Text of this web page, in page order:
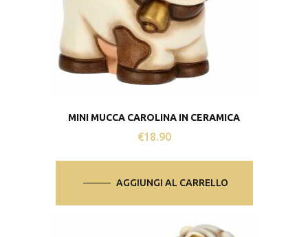
MINI MUCCA CAROLINA IN CERAMICA
€18.90
AGGIUNGI AL CARRELLO